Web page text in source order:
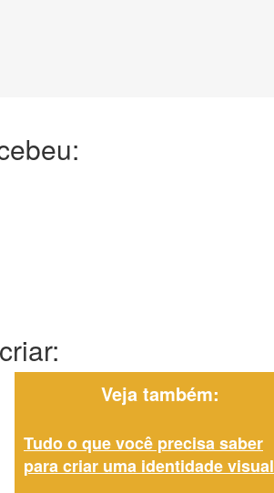
Veja também:
Tudo o que você precisa saber
para criar uma identidade visual